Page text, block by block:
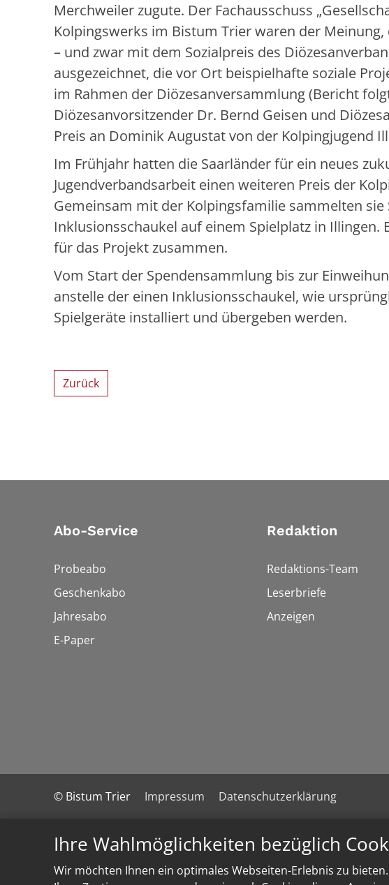
Ihre Wahlmöglichkeiten bezüglich
Wir möchten Ihnen ein optimales Webseiten-Erlebnis zu
Merchweiler zugute. Der Fachausschuss
Kolpingswerks im Bistum Trier waren der
– und zwar mit dem Sozialpreis des
ausgezeichnet, die vor Ort beispielhafte soziale
im Rahmen der Diözesanversammlung (Bericht
Diözesanvorsitzender Dr. Bernd Geisen und
Preis an Dominik Augustat von der Kolpingjugend
Im Frühjahr hatten die Saarländer für ein neues
Jugendverbandsarbeit einen weiteren Preis der
Gemeinsam mit der Kolpingsfamilie sammelten sie
Inklusionsschaukel auf einem Spielplatz in Illingen.
für das Projekt zusammen.
Vom Start der Spendensammlung bis zur
anstelle der einen Inklusionsschaukel, wie
Spielgeräte installiert und übergeben werden.
Zurück
Abo-Service
Probeabo
Geschenkabo
Jahresabo
E-Paper
Redaktion
Redaktions-Team
Leserbriefe
Anzeigen
© Bistum Trier Impressum Datenschutzerklärung